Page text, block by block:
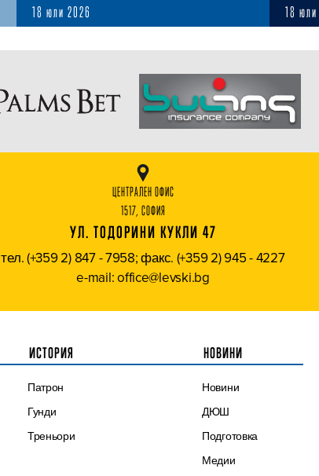
18 юли 2026 18
ЦЕНТРАЛЕН ОФИС
1517, СОФИЯ
УЛ. ТОДОРИНИ КУКЛИ 47
тел. (+359 2) 847 - 7958; факс. (+359 2) 945 - 4227
e-mail: office@levski.bg
ИСТОРИЯ
Патрон
Гунди
Треньори
НОВИНИ
Новини
ДЮШ
Подготовка
Медии